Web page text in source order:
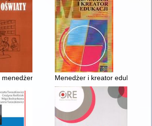
menedżera oświaty : poradnik dla dyrektorów
Menedżer i kreator edukacji